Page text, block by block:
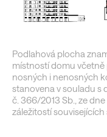
Podlahová plocha
místností domu včetně
nosných i nenosných
stanovena v souladu s
č. 366/2013 Sb., ze
záležitostí